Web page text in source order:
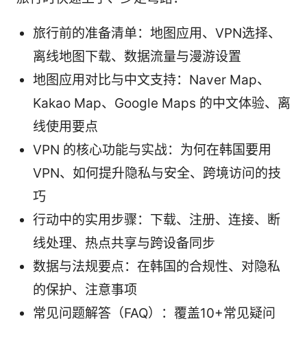
旅行前的准备清单：地图应用、VPN选择、
离线地图下载、数据流量与漫游设置
地图应用对比与中文支持：Naver Map、
Kakao Map、Google Maps 的中文体验、离
线使用要点
VPN 的核心功能与实战：为何在韩国要用
VPN、如何提升隐私与安全、跨境访问的技
巧
行动中的实用步骤：下载、注册、连接、断
线处理、热点共享与跨设备同步
数据与法规要点：在韩国的合规性、对隐私
的保护、注意事项
常见问题解答（FAQ）：覆盖10+常见疑问